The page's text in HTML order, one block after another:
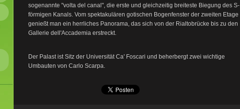
sogenannte "volta del canal", die erste und gleichzeitig breiteste Biegung des S-
förmigen Kanals. Vom spektakulären gotischen Bogenfenster der zweiten Etage
genießt man ein herrliches Panorama, das sich von der Rialtobrücke bis zu den
Gallerie dell'Accademia erstreckt.
Der Palast ist Sitz der Universität Ca' Foscari und beherbergt zwei wichtige
Umbauten von Carlo Scarpa.